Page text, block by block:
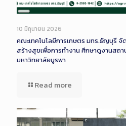
Long
Description
10 มิถุนายน 2026
คณะเทคโนโลยีการเกษตร มทร.ธัญบุรี
สร้างสุขเพื่อการทำงาน ศึกษาดูงานสถา
มหาวิทยาลัยบูรพา
Read more